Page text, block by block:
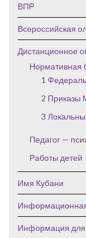
ВПР
Всероссийская
Дистанционное
Нормативная
1
2
3
Педагог —
Работы детей
Имя Кубани
Информация для